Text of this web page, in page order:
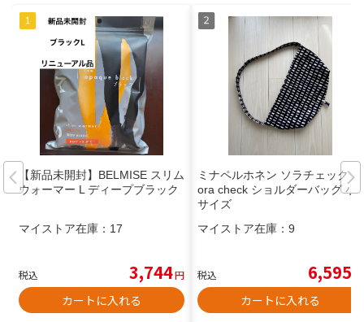
【新品未開封】BELMISE スリム
ウォーマー L ディープブラック
マイストア在庫： 17
税込 3,744円
カートに入れる
ミナペルホネン ソラチェック s
ora check ショルダーバッグ 小
サイズ
マイストア在庫： 9
税込 6,595
カートに入れる